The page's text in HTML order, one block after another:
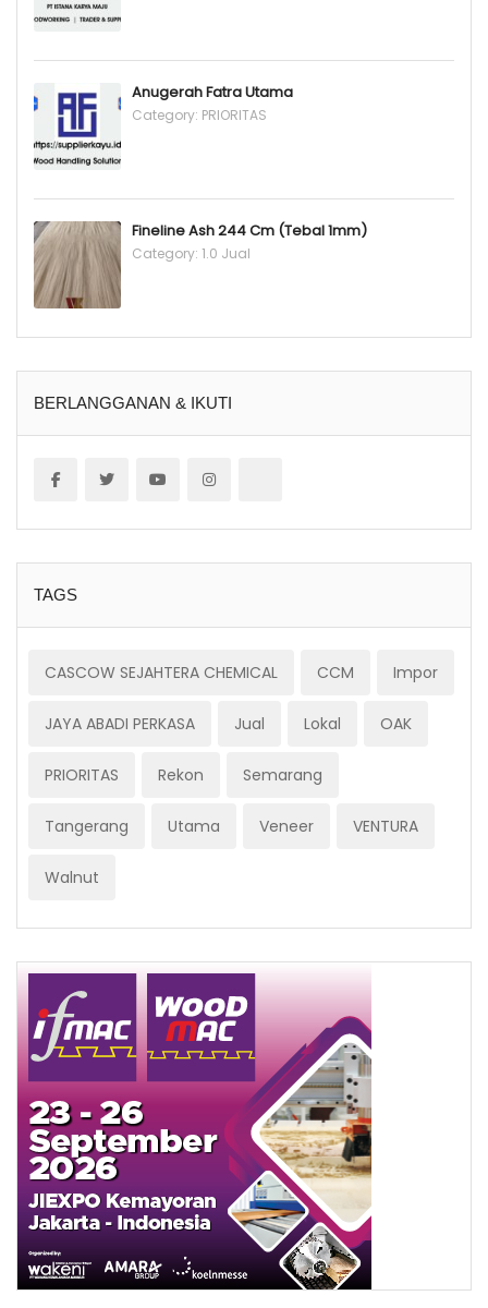
Anugerah Fatra Utama
Category: PRIORITAS
Fineline Ash 244 Cm (Tebal 1mm)
Category: 1.0 Jual
BERLANGGANAN & IKUTI
TAGS
CASCOW SEJAHTERA CHEMICAL CCM Impor
JAYA ABADI PERKASA Jual Lokal OAK
PRIORITAS Rekon Semarang
Tangerang Utama Veneer VENTURA
Walnut